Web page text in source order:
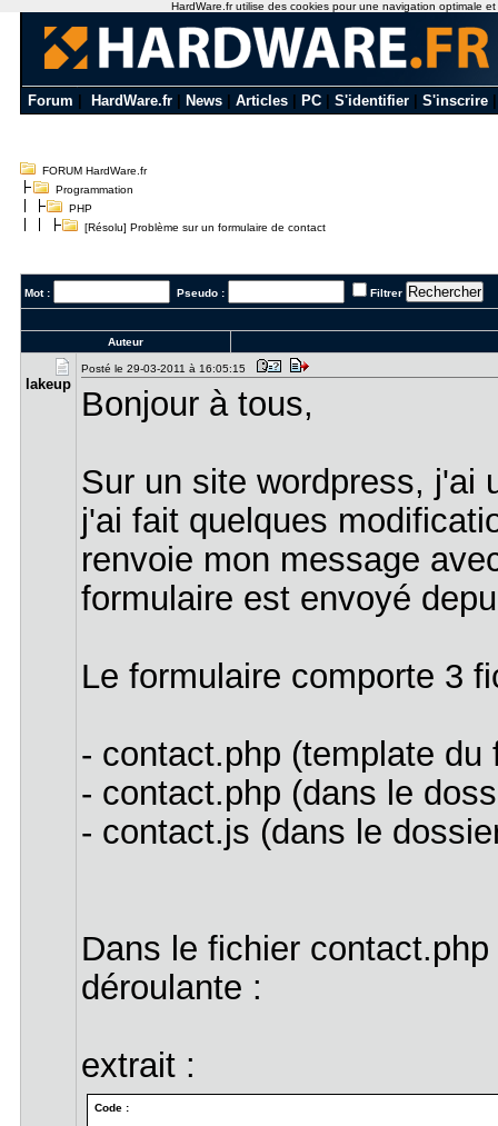
Forum HardWare.fr News Articles PC S'identifier S'inscrire
FORUM HardWare.fr
Programmation
PHP
[Résolu] Problème sur un formulaire de contact
Mot : Pseudo : Filtrer
Auteur
lakeup
Posté le 29-03-2011 à 16:05:15
Bonjour à tous,
Sur un site wordpress, j'ai
j'ai fait quelques
renvoie mon message
formulaire est envoyé
Le formulaire comporte 3
- contact.php (template du
- contact.php (dans le
- contact.js (dans le
Dans le fichier
déroulante :
extrait :
Code :
HardWare.fr utilise des cookies pour une navigation optimale